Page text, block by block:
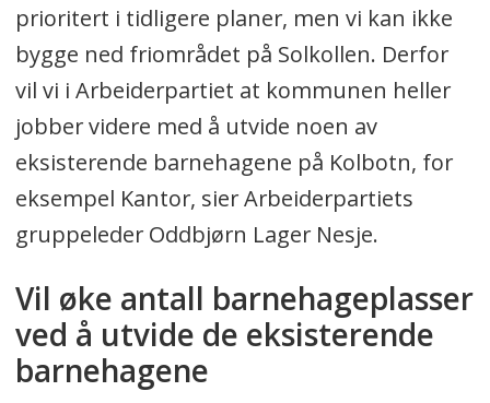
prioritert i tidligere planer, men vi kan ikke
bygge ned friområdet på Solkollen. Derfor
vil vi i Arbeiderpartiet at kommunen heller
jobber videre med å utvide noen av
eksisterende barnehagene på Kolbotn, for
eksempel Kantor, sier Arbeiderpartiets
gruppeleder Oddbjørn Lager Nesje.
Vil øke antall barnehageplasser
ved å utvide de eksisterende
barnehagene